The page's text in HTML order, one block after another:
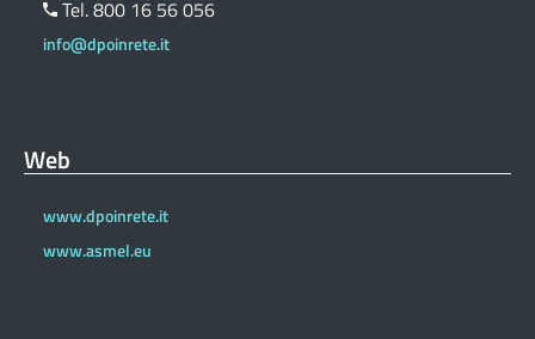
Tel. 800 16 56 056
info@dpoinrete.it
Web
www.dpoinrete.it
www.asmel.eu